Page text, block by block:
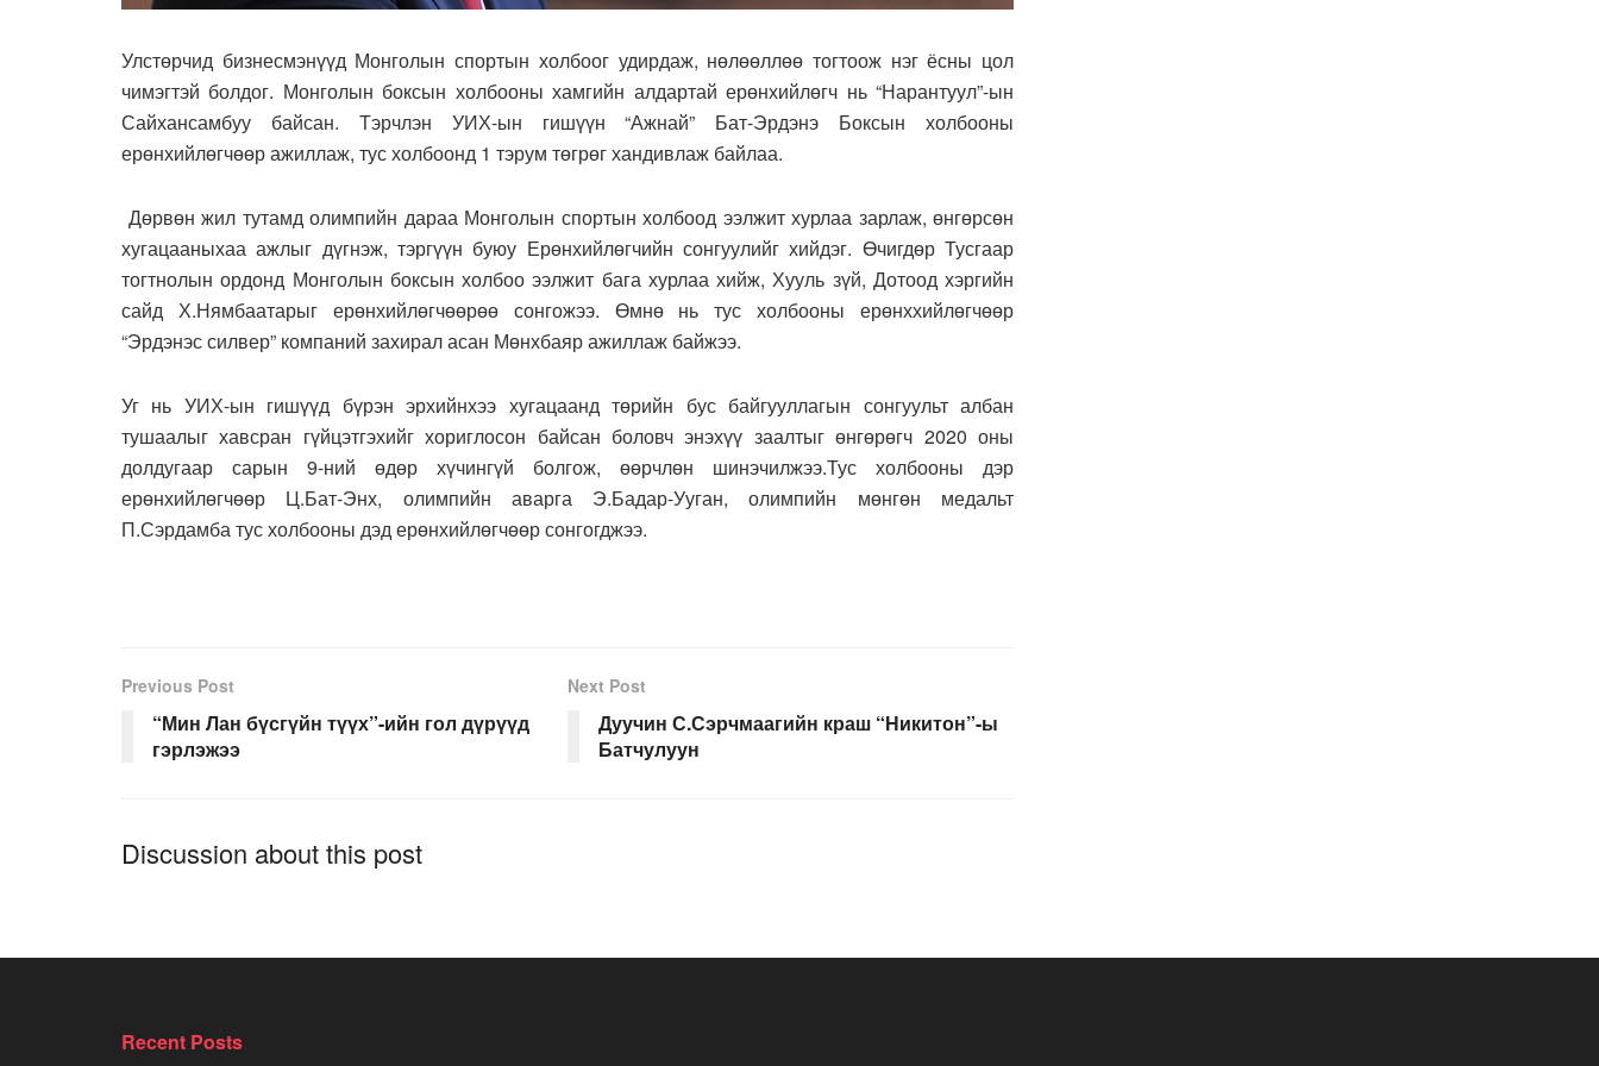
Улстөрчид бизнесмэнүүд Монголын спортын холбоог удирдаж, нөлөөллөө тогтоож нэг ёсны цол
чимэгтэй болдог. Монголын боксын холбооны хамгийн алдартай ерөнхийлөгч нь “Нарантуул”-ын
Сайхансамбуу байсан. Тэрчлэн УИХ-ын гишүүн “Ажнай” Бат-Эрдэнэ Боксын холбооны
ерөнхийлөгчөөр ажиллаж, тус холбоонд 1 тэрум төгрөг хандивлаж байлаа.
Дөрвөн жил тутамд олимпийн дараа Монголын спортын холбоод ээлжит хурлаа зарлаж, өнгөрсөн
хугацааныхаа ажлыг дүгнэж, тэргүүн буюу Ерөнхийлөгчийн сонгуулийг хийдэг. Өчигдөр Тусгаар
тогтнолын ордонд Монголын боксын холбоо ээлжит бага хурлаа хийж, Хууль зүй, Дотоод хэргийн
сайд Х.Нямбаатарыг ерөнхийлөгчөөрөө сонгожээ. Өмнө нь тус холбооны ерөнххийлөгчөөр
“Эрдэнэс силвер” компаний захирал асан Мөнхбаяр ажиллаж байжээ.
Уг нь УИХ-ын гишүүд бүрэн эрхийнхээ хугацаанд төрийн бус байгууллагын сонгуульт албан
тушаалыг хавсран гүйцэтгэхийг хориглосон байсан боловч энэхүү заалтыг өнгөрөгч 2020 оны
долдугаар сарын 9-ний өдөр хүчингүй болгож, өөрчлөн шинэчилжээ.Тус холбооны дэр
ерөнхийлөгчөөр Ц.Бат-Энх, олимпийн аварга Э.Бадар-Ууган, олимпийн мөнгөн медальт
П.Сэрдамба тус холбооны дэд ерөнхийлөгчөөр сонгогджээ.
Previous Post
“Мин Лан бүсгүйн түүх”-ийн гол дүрүүд
гэрлэжээ
Next Post
Дуучин С.Сэрчмаагийн краш “Никитон”-ы
Батчулуун
Discussion about this post
Recent Posts